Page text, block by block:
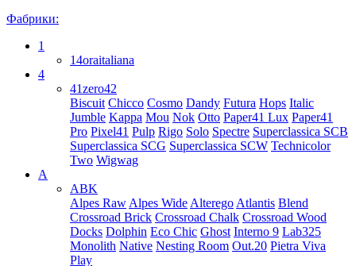
Фабрики:
1
14oraitaliana
4
41zero42
Biscuit Chicco Cosmo Dandy Futura Hops Italic
Jumble Kappa Mou Nok Otto Paper41 Lux Paper41
Pro Pixel41 Pulp Rigo Solo Spectre Superclassica SCB
Superclassica SCG Superclassica SCW Technicolor
Two Wigwag
A
ABK
Alpes Raw Alpes Wide Alterego Atlantis Blend
Crossroad Brick Crossroad Chalk Crossroad Wood
Docks Dolphin Eco Chic Ghost Interno 9 Lab325
Monolith Native Nesting Room Out.20 Pietra Viva
Play